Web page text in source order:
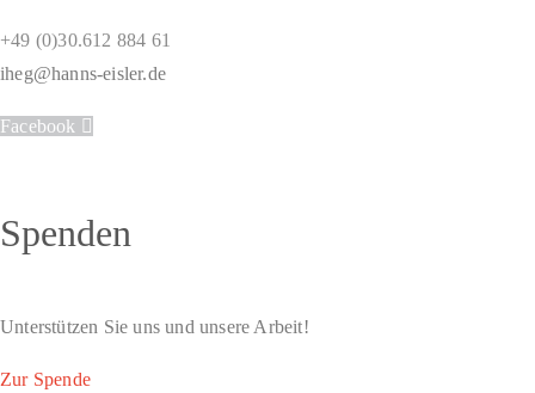
+49 (0)30.612 884 61
iheg@hanns-eisler.de
Facebook
Spenden
Unterstützen Sie uns und unsere Arbeit!
Zur Spende